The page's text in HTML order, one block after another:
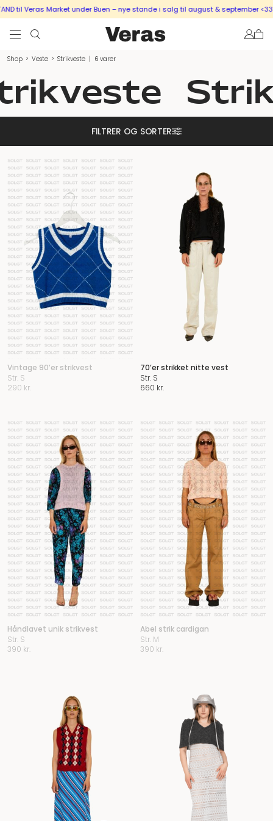
til Veras Market under Buen – nye stande i salg til august & september <333
Shop > Veste > Strikveste | 6 varer
FILTRER OG SORTER
Vintage 90’er strikvest
Str. S
290 kr.
70’er strikket nitte vest
Str. S
660 kr.
Håndlavet unik strikvest
Str. S
390 kr.
Abel strik cardigan
Str. M
390 kr.